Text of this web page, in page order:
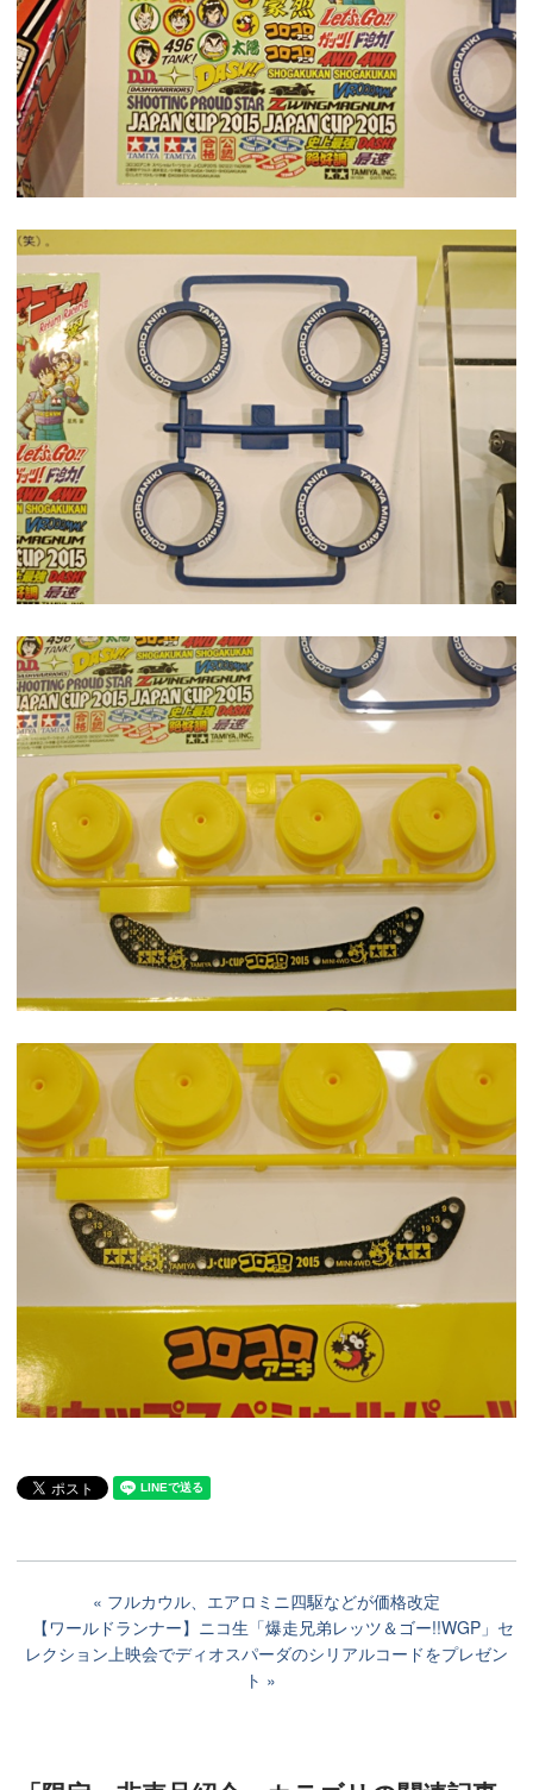
フルカウル、エアロミニ四駆などが価格改定
【ワールドランナー】ニコ生「爆走兄弟レッツ＆ゴー!!WGP」セ
レクション上映会でディオスパーダのシリアルコードをプレゼン
ト